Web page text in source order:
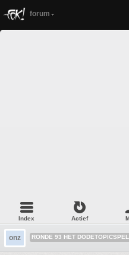
forum
Index Actief
onz RONDE 93 HET